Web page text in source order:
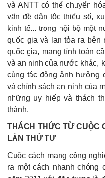
và ANTT có thế chuyển
vấn đề dân tộc thiểu số,
kinh tế... trong nội bộ một
quốc gia và lan tỏa ra bên
quốc gia, mang tính toàn
và an ninh của nước khác,
cùng tác động ảnh hưởng
và chính sách an ninh của
những uy hiếp và thách
thành.
THÁCH THỨC TỪ CUỘC
LẦN THỨ TƯ
Cuộc cách mạng công
ra một cách nhanh